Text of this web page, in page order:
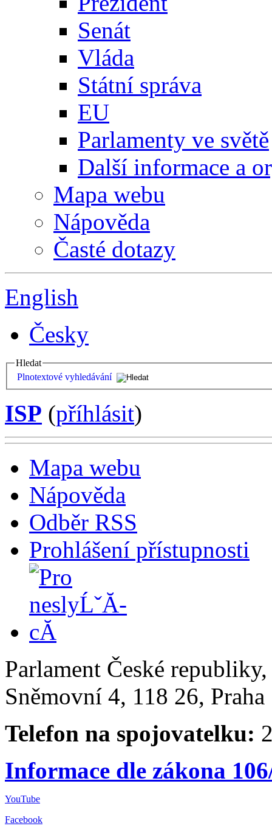
Senát
Vláda
Státní správa
EU
Parlamenty ve světě
Další informace a
Mapa webu
Nápověda
Časté dotazy
English
Česky
Hledat
Plnotextové vyhledávání
ISP (příhlásit)
Mapa webu
Nápověda
Odběr RSS
Prohlášení přístupnosti
Parlament České
Sněmovní 4, 118 26,
Telefon na spojovatelku:
Informace dle zákona
YouTube
Facebook